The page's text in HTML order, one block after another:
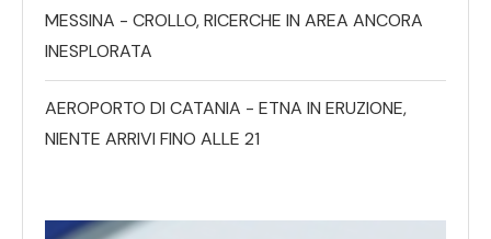
MESSINA - CROLLO, RICERCHE IN AREA ANCORA
INESPLORATA
AEROPORTO DI CATANIA - ETNA IN ERUZIONE,
NIENTE ARRIVI FINO ALLE 21